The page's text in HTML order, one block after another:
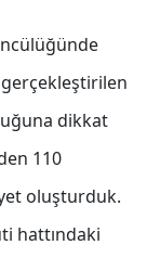
dikkat
110
oluşturduk.
hattındaki